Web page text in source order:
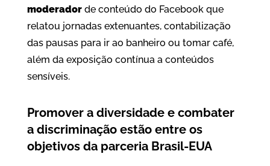
moderadorde conteúdo do Facebook que
relatou jornadas extenuantes, contabilização
das pausas para ir ao banheiro ou tomar café,
além da exposição contínua a conteúdos
sensíveis.
Promover a diversidade e combater
a discriminação estão entre os
objetivos da parceria Brasil-EUA